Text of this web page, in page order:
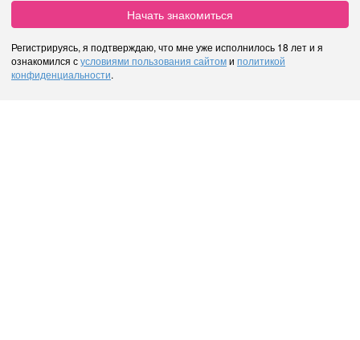
Начать знакомиться
Регистрируясь, я подтверждаю, что мне уже исполнилось 18 лет и я
ознакомился сусловиями пользования сайтоми политикой
конфиденциальности.